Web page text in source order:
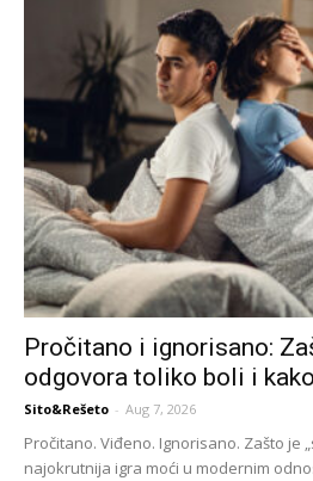
Pročitano i ignorisano:
odgovora toliko boli i
Sito&Rešeto - Aug 7, 2026
Pročitano. Viđeno. Ignorisano. Zašto je
najokrutnija igra moći u modernim